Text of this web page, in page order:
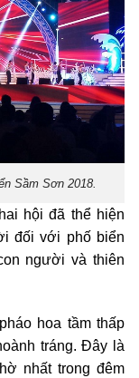
Sầm Sơn 2018.
hội đã thể hiện
đối với phố biển
người và thiên
hoa tầm thấp
tráng. Đây là
nhất trong đêm